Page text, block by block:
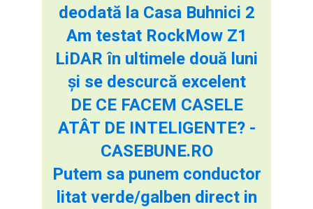
deodată la Casa Buhnici 2
Am testat RockMow Z1
LiDAR în ultimele două luni
și se descurcă excelent
DE CE FACEM CASELE
ATÂT DE INTELIGENTE? -
CASEBUNE.RO
Putem sa punem conductor
litat verde/galben direct in